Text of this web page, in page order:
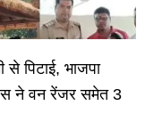
से पिटाई, भाजपा
ने वन रेंजर समेत 3